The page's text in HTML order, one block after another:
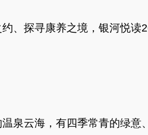
、探寻康养之境，银河悦读
泉云海，有四季常青的绿意